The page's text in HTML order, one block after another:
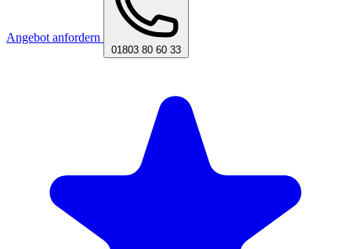
Angebot anfordern
01803 80 60 33